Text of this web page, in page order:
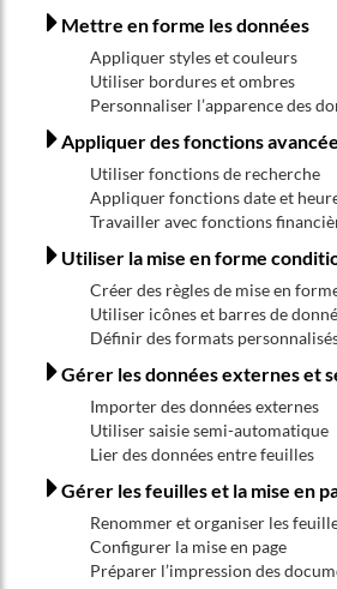
Mettre en forme les données
Appliquer styles et couleurs
Utiliser bordures et ombres
Personnaliser l’apparence des
Appliquer des fonctions
Utiliser fonctions de recherche
Appliquer fonctions date et
Travailler avec fonctions
Utiliser la mise en forme
Créer des règles de mise en
Utiliser icônes et barres de
Définir des formats
Gérer les données externes et
Importer des données externes
Utiliser saisie semi-automatique
Lier des données entre feuilles
Gérer les feuilles et la mise en
Renommer et organiser les
Configurer la mise en page
Préparer l’impression des